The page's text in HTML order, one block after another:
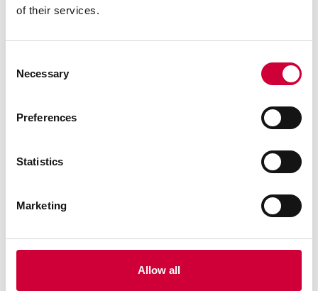
of their services.
Selection
Necessary
Preferences
Statistics
Marketing
Allow all